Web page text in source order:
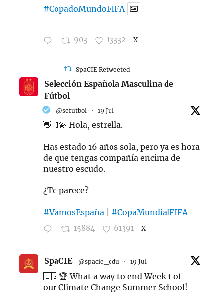
#CopadoMundoFIFA
903 13332 X
SpaCIE Retweeted
Selección Española Masculina de
Fútbol
@sefutbol · 19 Jul
👋🏼💫 Hola, estrella.
Has estado 16 años sola, pero ya es hora
de que tengas compañía encima de
nuestro escudo.
¿Te parece?
#VamosEspaña #CopaMundialFIFA
15884 61391 X
SpaCIE @spacie_edu · 19 Jul
🇪🇸🏆 What a way to end Week 1 of
our Climate Change Summer School!